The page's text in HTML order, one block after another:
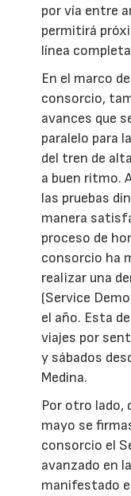
por vía entre
permitirá
línea
En el marco
consorcio,
avances que
paralelo para
del tren de
a buen ritmo.
las pruebas
manera
proceso de
consorcio ha
realizar una
(Service
el año. Esta
viajes por
y sábados
Medina.
Por otro lado,
mayo se
consorcio el
avanzado en
manifestado